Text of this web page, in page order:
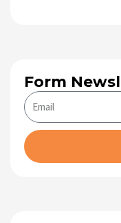
Form